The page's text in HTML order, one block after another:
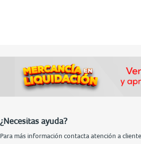
¿Necesitas ayuda?
Para más información contacta atención a cliente